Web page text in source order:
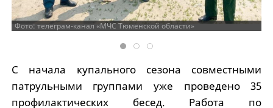
Фото: телеграм-канал «МЧС Тюменской области»
С начала купального сезона совместными
патрульными группами уже проведено 35
профилактических бесед. Работа по